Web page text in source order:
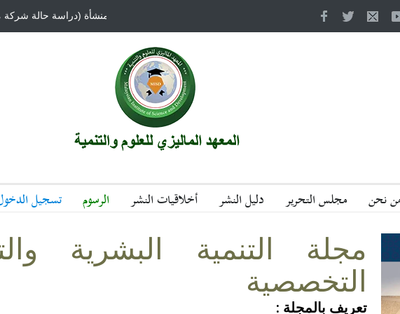
دور تطبيق متطلبات الجودة الشاملة علي أداء المنشأة (دراسة حالة انتشارها في ليبيا
نحن مجلس التحرير دليل النشر أخلاقيات النشر الرسوم تسجيل
مجلة التنمية البشرية
التخصصية
تعريف بالمجلة :